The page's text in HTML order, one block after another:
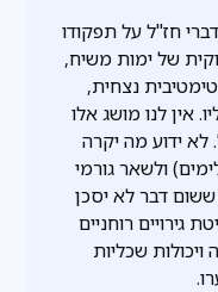
חז"ל על תפקודו
של ימות משיח,
נצחית,
אין לנו מושג אלו
לא ידוע מה יקרה
ולשאר גורמי
דבר לא יסכן
גירויים רוחניים
שכליות